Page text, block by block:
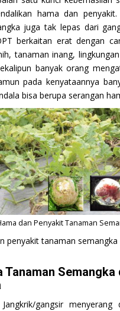
hama dan
juga tak lepas dari
berkaitan erat dengan
tanaman inang,
banyak orang
pada kenyataannya
bisa berupa serangan
dan Penyakit Tanaman
penyakit tanaman
Semangka
gangsir menyerang